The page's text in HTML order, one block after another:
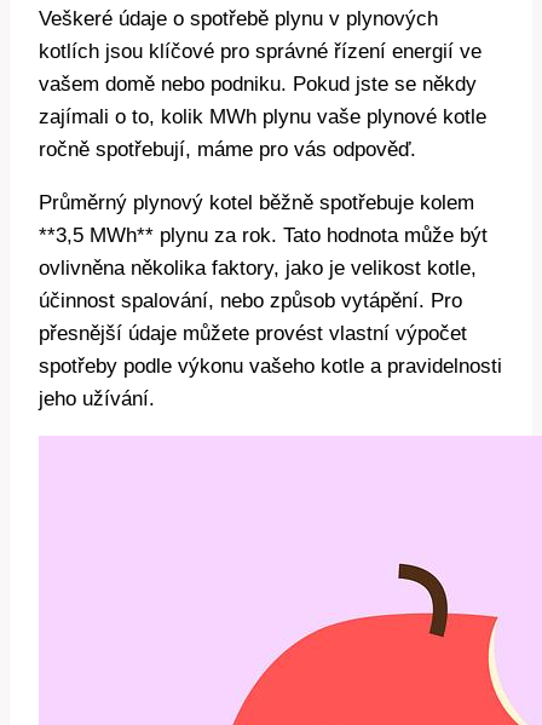
Veškeré údaje o spotřebě plynu v plynových
kotlích jsou klíčové pro správné řízení energií ve
vašem domě nebo podniku. Pokud jste se někdy
zajímali o to, kolik MWh plynu vaše plynové kotle
ročně spotřebují, máme pro vás odpověď.
Průměrný plynový kotel běžně spotřebuje kolem
**3,5 MWh** plynu za rok. Tato hodnota může být
ovlivněna několika faktory, jako je velikost kotle,
účinnost spalování, nebo způsob vytápění. Pro
přesnější údaje můžete provést vlastní výpočet
spotřeby podle výkonu vašeho kotle a pravidelnosti
jeho užívání.